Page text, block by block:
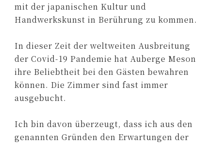
mit der japanischen Kultur und
Handwerkskunst in Berührung zu kommen.
In dieser Zeit der weltweiten Ausbreitung
der Covid-19 Pandemie hat Auberge Meson
ihre Beliebtheit bei den Gästen bewahren
können. Die Zimmer sind fast immer
ausgebucht.
Ich bin davon überzeugt, dass ich aus den
genannten Gründen den Erwartungen der